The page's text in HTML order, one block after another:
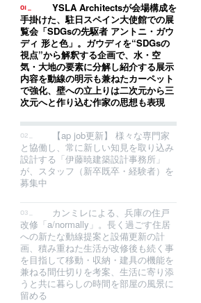
YSLA Architectsが会場構成を
手掛けた、駐日スペイン大使館での展
覧会「SDGsの先駆者 アントニ・ガウ
ディ 形と色」。ガウディを“SDGsの
視点”から解釈する企画で、水・空
気・大地の要素に分解し紹介する展示
内容を動線の明示も兼ねたカーペット
で強化、壁への立上りは二次元から三
次元へと作り込む作家の思想も表現
【ap job更新】 様々な専門家
と協働し、常に新しい知見を取り込み
設計する「伊藤暁建築設計事務所」
が、スタッフ（新卒既卒・経験者）を
募集中
カンミレによる、兵庫の住戸
改修「a/normally」。長く過ごす住居
への新たな動線提案と設備更新の計
画、積み重ねた生活が改修後も続く事
を目指して移動・収納・建具の機能を
兼ねる間仕切りを考案、生活に寄り添
うと共に暮らしの時間を部屋の風景に
留める